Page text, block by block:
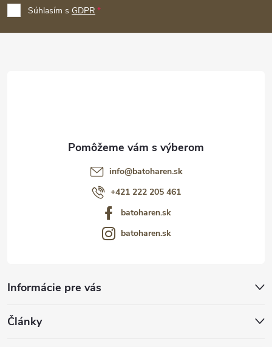
p
ä
Súhlasím s GDPR
Informácie pre vás
Články
info@batoharen.sk
+421 222 205 461
batoharen.sk
batoharen.sk